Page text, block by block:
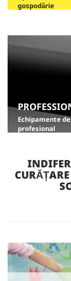
gospodărie
Echipamente
profesional